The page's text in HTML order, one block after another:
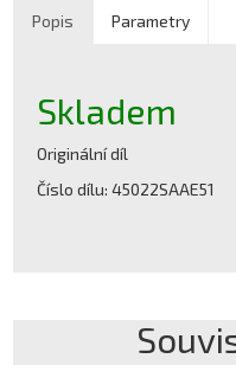
Popis Parametry
Skladem
Originální díl
Číslo dílu: 45022SAAE51